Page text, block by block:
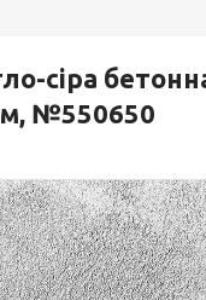
сіра
№550650